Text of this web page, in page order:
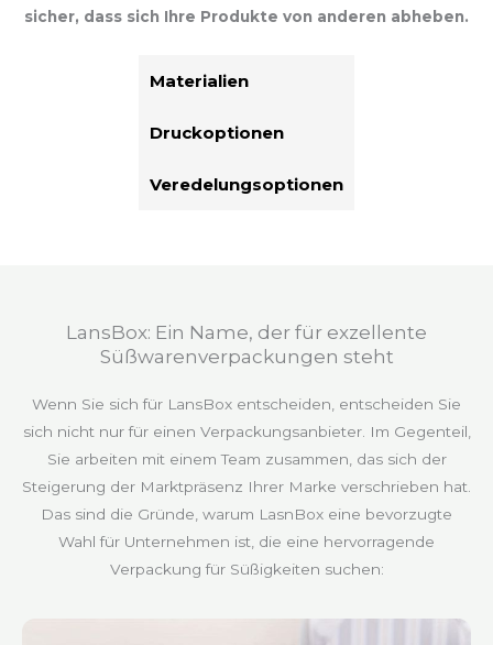
sicher, dass sich Ihre Produkte von anderen abheben.
Materialien
Druckoptionen
Veredelungsoptionen
LansBox: Ein Name, der für exzellente
Süßwarenverpackungen steht
Wenn Sie sich für LansBox entscheiden, entscheiden Sie
sich nicht nur für einen Verpackungsanbieter. Im Gegenteil,
Sie arbeiten mit einem Team zusammen, das sich der
Steigerung der Marktpräsenz Ihrer Marke verschrieben hat.
Das sind die Gründe, warum LasnBox eine bevorzugte
Wahl für Unternehmen ist, die eine hervorragende
Verpackung für Süßigkeiten suchen: